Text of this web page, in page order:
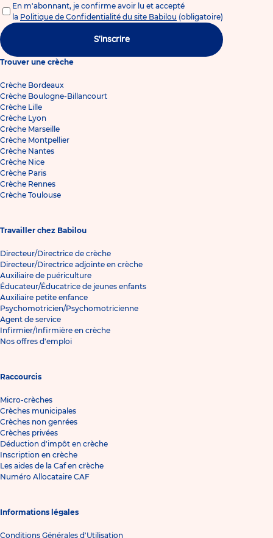
En m'abonnant, je confirme avoir lu et accepté
la Politique de Confidentialité du site Babilou (obligatoire)
S'inscrire
Trouver une crèche
Crèche Bordeaux
Crèche Boulogne-Billancourt
Crèche Lille
Crèche Lyon
Crèche Marseille
Crèche Montpellier
Crèche Nantes
Crèche Nice
Crèche Paris
Crèche Rennes
Crèche Toulouse
Travailler chez Babilou
Directeur/Directrice de crèche
Directeur/Directrice adjointe en crèche
Auxiliaire de puériculture
Éducateur/Éducatrice de jeunes enfants
Auxiliaire petite enfance
Psychomotricien/Psychomotricienne
Agent de service
Infirmier/Infirmière en crèche
Nos offres d'emploi
Raccourcis
Micro-crèches
Crèches municipales
Crèches non genrées
Crèches privées
Déduction d'impôt en crèche
Inscription en crèche
Les aides de la Caf en crèche
Numéro Allocataire CAF
Informations légales
Conditions Générales d'Utilisation